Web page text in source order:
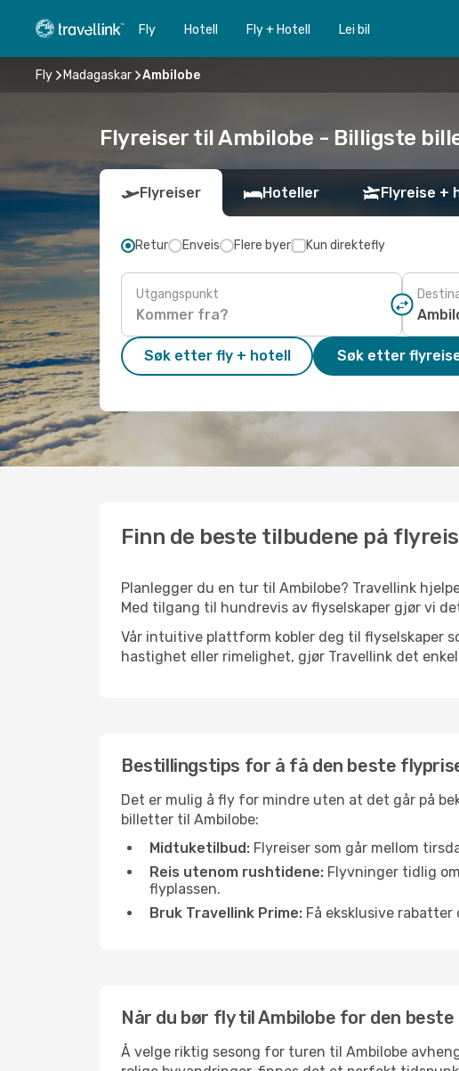
Fly Hotell Fly + Hotell Lei bil
Fly Madagaskar Ambilobe
Flyreiser til Ambilobe - Billigste
Flyreiser Hoteller Flyreise +
Retur Enveis Flere byer Kun direktefly
Utgangspunkt
Søk etter fly + hotell Søk etter
Finn de beste tilbudene på
Planlegger du en tur til Ambilobe? Travellink
Med tilgang til hundrevis av flyselskaper gjør vi
Vår intuitive plattform kobler deg til flyselskaper
hastighet eller rimelighet, gjør Travellink det
Bestillingstips for å få den beste
Det er mulig å fly for mindre uten at det går på
billetter til Ambilobe:
Midtuketilbud: Flyreiser som går mellom
Reis utenom rushtidene: Flyvninger tidlig
flyplassen.
Bruk Travellink Prime: Få eksklusive
Når du bør fly til Ambilobe for den beste
Å velge riktig sesong for turen til Ambilobe